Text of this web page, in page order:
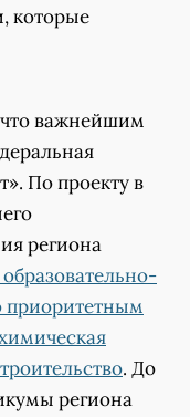
которые
важнейшим
По проекту в
региона
приоритетным
. До
региона